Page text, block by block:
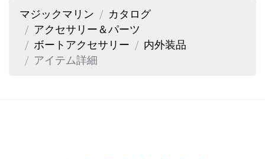
マジックマリン
カタログ
アクセサリー＆パーツ
ボートアクセサリー
内外装品
アイテム詳細